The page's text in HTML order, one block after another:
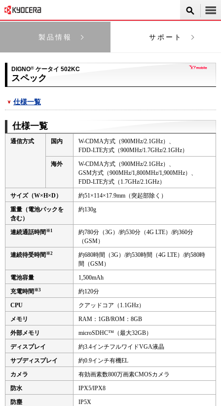
製品情報 サポート
DIGNO® ケータイ 502KC
スペック
仕様一覧
仕様一覧
通信方式 国内
W-CDMA方式（900MHz/2.1GHz）、
FDD-LTE方式（900MHz/1.7GHz/2.1GHz）
海外
W-CDMA方式（900MHz/2.1GHz）、
GSM方式（900MHz/1,800MHz/1,900MHz）、
FDD-LTE方式（1.7GHz/2.1GHz）
サイズ（W×H×D）
約51×114×17.9mm（突起部除く）
重量（電池パックを
含む）
約130g
連続通話時間 ※1
約780分（3G）/約530分（4G LTE）/約360分
（GSM）
連続待受時間 ※2
約680時間（3G）/約530時間（4G LTE）/約580時
間（GSM）
電池容量
1,500mAh
充電時間 ※3
約120分
CPU
クアッドコア（1.1GHz）
メモリ
RAM：1GB/ROM：8GB
外部メモリ
microSDHC™（最大32GB）
ディスプレイ
約3.4インチフルワイドVGA液晶
サブディスプレイ
約0.9インチ有機EL
カメラ
有効画素数800万画素CMOSカメラ
防水
IPX5/IPX8
防塵
IP5X